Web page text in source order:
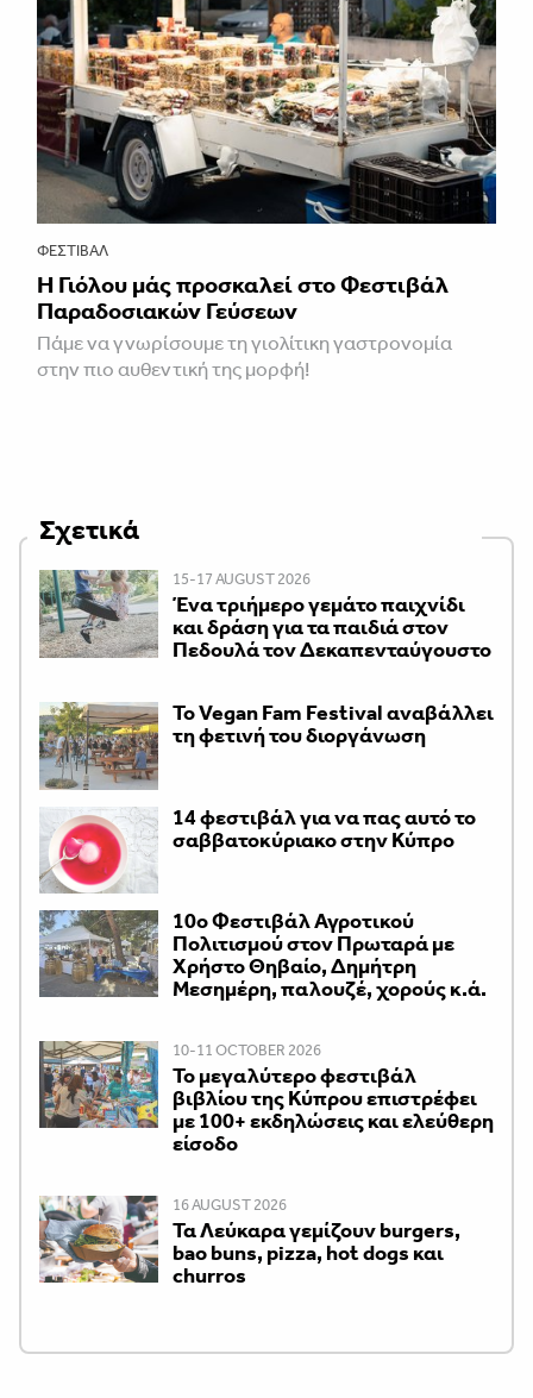
ΦΕΣΤΙΒΑΛ
Η Γιόλου μάς προσκαλεί στο Φεστιβάλ
Παραδοσιακών Γεύσεων
Πάμε να γνωρίσουμε τη γιολίτικη γαστρονομία
στην πιο αυθεντική της μορφή!
Σχετικά
15-17 AUGUST 2026
Ένα τριήμερο γεμάτο παιχνίδι
και δράση για τα παιδιά στον
Πεδουλά τον Δεκαπενταύγουστο
Το Vegan Fam Festival αναβάλλει
τη φετινή του διοργάνωση
14 φεστιβάλ για να πας αυτό το
σαββατοκύριακο στην Κύπρο
10ο Φεστιβάλ Αγροτικού
Πολιτισμού στον Πρωταρά με
Χρήστο Θηβαίο, Δημήτρη
Μεσημέρη, παλουζέ, χορούς κ.ά.
10-11 OCTOBER 2026
Το μεγαλύτερο φεστιβάλ
βιβλίου της Κύπρου επιστρέφει
με 100+ εκδηλώσεις και ελεύθερη
είσοδο
16 AUGUST 2026
Τα Λεύκαρα γεμίζουν burgers,
bao buns, pizza, hot dogs και
churros